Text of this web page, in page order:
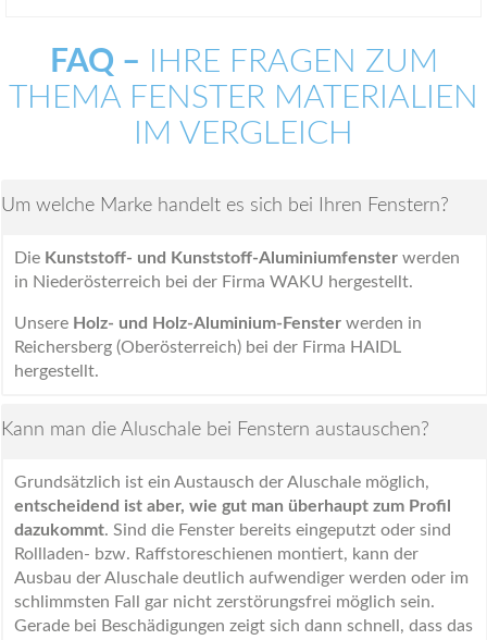
FAQ – IHRE FRAGEN ZUM
THEMA FENSTER MATERIALIEN
IM VERGLEICH
Um welche Marke handelt es sich bei Ihren Fenstern?
Die Kunststoff- und Kunststoff-Aluminiumfenster werden
in Niederösterreich bei der Firma WAKU hergestellt.
Unsere Holz- und Holz-Aluminium-Fenster werden in
Reichersberg (Oberösterreich) bei der Firma HAIDL
hergestellt.
Kann man die Aluschale bei Fenstern austauschen?
Grundsätzlich ist ein Austausch der Aluschale möglich,
entscheidend ist aber, wie gut man überhaupt zum Profil
dazukommt. Sind die Fenster bereits eingeputzt oder sind
Rollladen- bzw. Raffstoreschienen montiert, kann der
Ausbau der Aluschale deutlich aufwendiger werden oder im
schlimmsten Fall gar nicht zerstörungsfrei möglich sein.
Gerade bei Beschädigungen zeigt sich dann schnell, dass das